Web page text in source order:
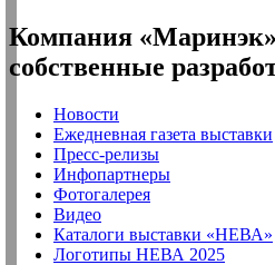
Компания «Маринэк»
собственные
Новости
Ежедневная газета выставки
Пресс-релизы
Инфопартнеры
Фотогалерея
Видео
Каталоги выставки «НЕВА»
Логотипы НЕВА 2025